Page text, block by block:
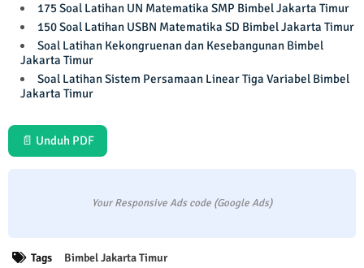
175 Soal Latihan UN Matematika SMP Bimbel Jakarta Timur
150 Soal Latihan USBN Matematika SD Bimbel Jakarta Timur
Soal Latihan Kekongruenan dan Kesebangunan Bimbel
Jakarta Timur
Soal Latihan Sistem Persamaan Linear Tiga Variabel Bimbel
Jakarta Timur
📄 Unduh PDF
Your Responsive Ads code (Google Ads)
Tags Bimbel Jakarta Timur